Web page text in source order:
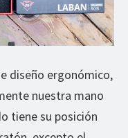
diseño ergonómico,
nuestra mano
tiene su posición